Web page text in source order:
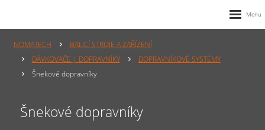
NOMATECH
BALICÍ STROJE A ZAŘÍZENÍ
DÁVKOVAČE | DOPRAVNÍKY
DOPRAVNÍKOVÉ SYSTÉMY
Šnekové dopravníky
Šnekové dopravníky